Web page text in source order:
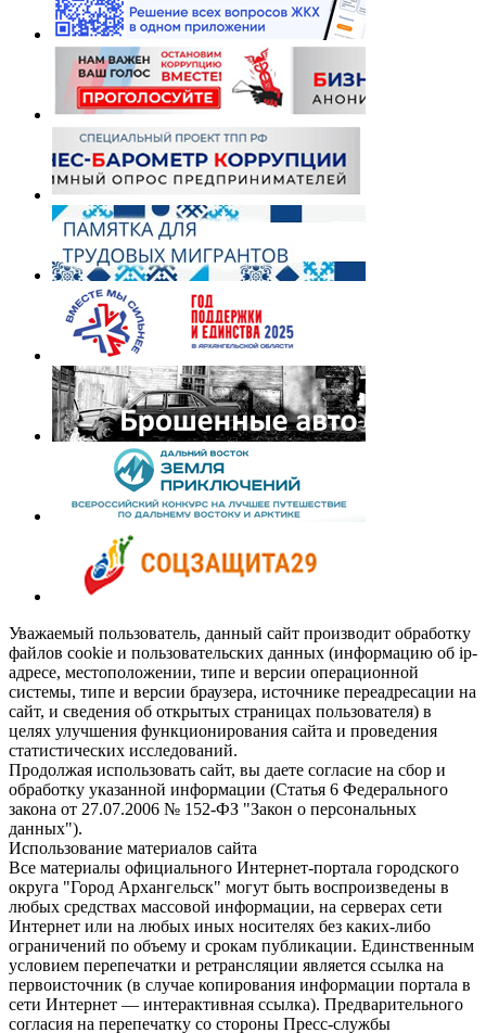
Уважаемый пользователь, данный сайт производит обработку
файлов cookie и пользовательских данных (информацию об ip-
адресе, местоположении, типе и версии операционной
системы, типе и версии браузера, источнике переадресации на
сайт, и сведения об открытых страницах пользователя) в
целях улучшения функционирования сайта и проведения
статистических исследований.
Продолжая использовать сайт, вы даете согласие на сбор и
обработку указанной информации (Статья 6 Федерального
закона от 27.07.2006 № 152-ФЗ "Закон о персональных
данных").
Использование материалов сайта
Все материалы официального Интернет-портала городского
округа "Город Архангельск" могут быть воспроизведены в
любых средствах массовой информации, на серверах сети
Интернет или на любых иных носителях без каких-либо
ограничений по объему и срокам публикации. Единственным
условием перепечатки и ретрансляции является ссылка на
первоисточник (в случае копирования информации портала в
сети Интернет — интерактивная ссылка). Предварительного
согласия на перепечатку со стороны Пресс-службы